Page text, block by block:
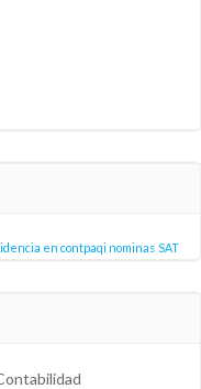
en contpaqi nominas SAT